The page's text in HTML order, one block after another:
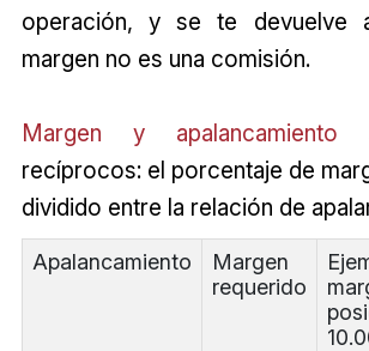
operación, y se te devuelve
margen no es una comisión.
Margen y apalancamiento
recíprocos: el porcentaje de
dividido entre la relación de
Apalancamiento
Margen
requerido